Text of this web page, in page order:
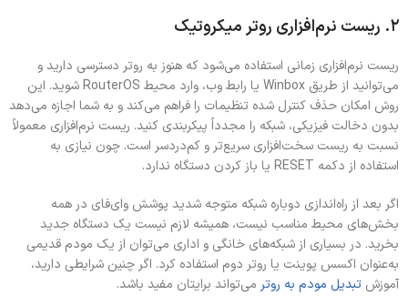
۲.‌ ریست نرم‌افزاری روتر میکروتیک
ریست نرم‌افزاری زمانی استفاده می‌شود که هنوز به روتر دسترسی دارید و
می‌توانید از طریق Winbox یا رابط وب، وارد محیط RouterOS شوید. این
روش امکان حذف کنترل‌ شده تنظیمات را فراهم می‌کند و به شما اجازه می‌دهد
بدون دخالت فیزیکی، شبکه را مجدداً پیکربندی کنید. ریست نرم‌افزاری معمولاً
نسبت به ریست سخت‌افزاری سریع‌تر و کم‌دردسر است. چون نیازی به
استفاده از دکمه RESET یا باز کردن دستگاه ندارد.
اگر بعد از راه‌اندازی دوباره شبکه متوجه شدید پوشش وای‌فای در همه
بخش‌های محیط مناسب نیست، همیشه لازم نیست یک دستگاه جدید
بخرید. در بسیاری از شبکه‌های خانگی و اداری می‌توان از یک مودم قدیمی
به‌عنوان اکسس پوینت یا روتر دوم استفاده کرد. اگر چنین شرایطی دارید،
آموزش تبدیل مودم به روتر می‌تواند برایتان مفید باشد.